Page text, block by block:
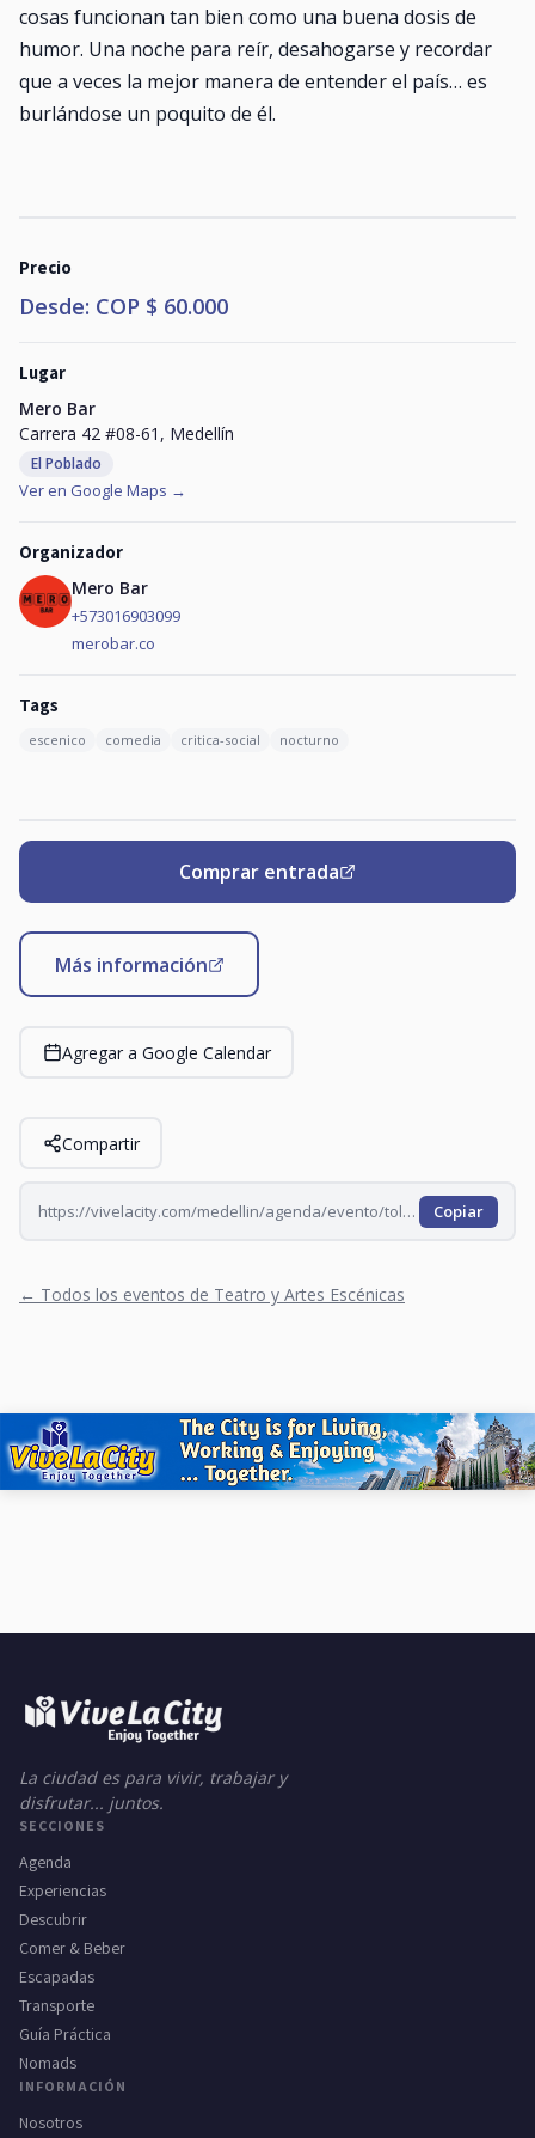
cosas funcionan tan bien como una buena dosis de
humor. Una noche para reír, desahogarse y recordar
que a veces la mejor manera de entender el país… es
burlándose un poquito de él.
Precio
Desde: COP $ 60.000
Lugar
Mero Bar
Carrera 42 #08-61, Medellín
El Poblado
Ver en Google Maps →
Organizador
Mero Bar
+573016903099
merobar.co
Tags
escenico comedia critica-social nocturno
Comprar entrada
Más información
Agregar a Google Calendar
Compartir
https://vivelacity.com/medellin/agenda/evento/tola-y-maruja-reir-y-votar Copiar
← Todos los eventos de Teatro y Artes Escénicas
La ciudad es para vivir, trabajar y
disfrutar... juntos.
SECCIONES
Agenda
Experiencias
Descubrir
Comer & Beber
Escapadas
Transporte
Guía Práctica
Nomads
INFORMACIÓN
Nosotros